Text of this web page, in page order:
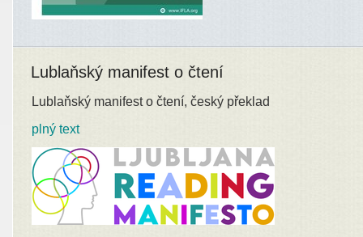
Lublaňský manifest o čtení
Lublaňský manifest o čtení, český překlad
plný text